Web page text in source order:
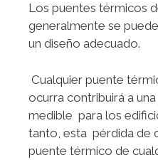
Los puentes térmicos
generalmente se
un diseño adecuado.
Cualquier puente
ocurra contribuirá a
medible para los
tanto, esta pérdida de
puente térmico de